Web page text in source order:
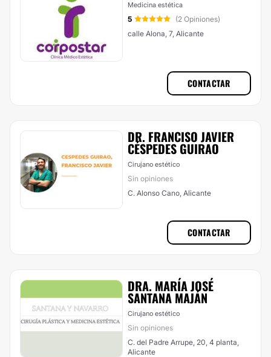
Medicina estética
5
(2 Opiniones)
calle Alona, 7, Alicante
CONTACTAR
DR. FRANCISO JAVIER
CÉSPEDES GUIRAO
Cirujano estético
Sin opiniones
C. Alonso Cano, Alicante
CONTACTAR
DRA. MARÍA JOSÉ
SANTANA MAJÁN
Cirujano estético
Sin opiniones
C. del Padre Arrupe, 20, 4 planta,
Alicante